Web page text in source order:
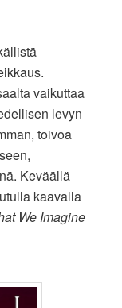
vaikuttaa
levyn
toivoa
Keväällä
kaavalla
We Imagine